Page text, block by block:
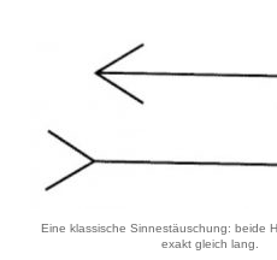
Eine klassische Sinnestäuschung: beide
exakt gleich lang.